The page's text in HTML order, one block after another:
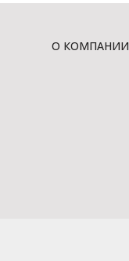
О КОМПАНИИ